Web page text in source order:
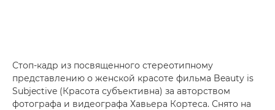
Стоп-кадр из посвященного стереотипному
представлению о женской красоте фильма Beauty is
Subjective (Красота субъективна) за авторством
фотографа и видеографа Хавьера Кортеса. Снято на